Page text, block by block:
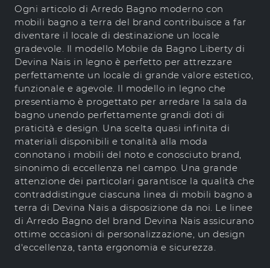
Ogni articolo di Arredo Bagno moderno con
mobili bagno a terra del brand contribuisce a far
diventare il locale di destinazione un locale
gradevole. Il modello Mobile da Bagno Liberty di
Devina Nais in legno è perfetto per attrezzare
perfettamente un locale di grande valore estetico,
funzionale e agevole. Il modello in legno che
presentiamo è progettato per arredare la sala da
bagno unendo perfettamente grandi doti di
praticità e design. Una scelta quasi infinita di
materiali disponibili e tonalità alla moda
connotano i mobili del noto e conosciuto brand,
sinonimo di eccellenza nel campo. Una grande
attenzione dei particolari garantisce la qualità che
contraddistingue ciascuna linea di mobili bagno a
terra di Devina Nais a disposizione da noi. Le linee
di Arredo Bagno del brand Devina Nais assicurano
ottime occasioni di personalizzazione, un design
d'eccellenza, tanta ergonomia e sicurezza.